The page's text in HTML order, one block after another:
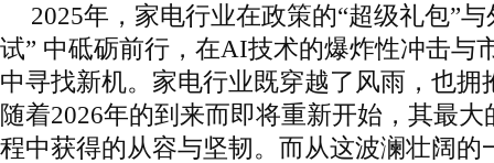
2025年，家电行业在政策的“超级礼包”
试” 中砥砺前行，在AI技术的爆炸性冲击与
中寻找新机。家电行业既穿越了风雨，也拥
随着2026年的到来而即将重新开始，其最
程中获得的从容与坚韧。而从这波澜壮阔的